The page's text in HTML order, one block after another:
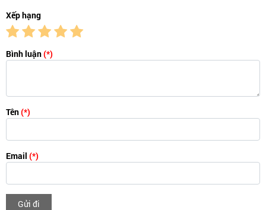
Xếp hạng
Bình luận(*)
Tên(*)
Email (*)
Gửi đi